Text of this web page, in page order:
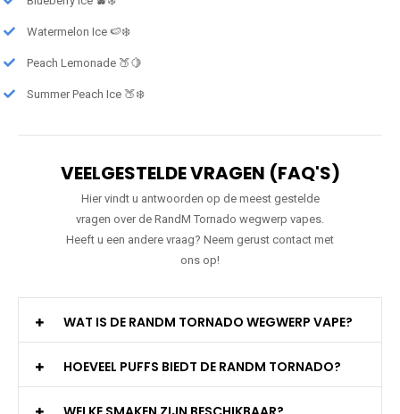
Watermelon Ice 🍉❄️
Peach Lemonade 🍑🍋
Summer Peach Ice 🍑❄️
VEELGESTELDE VRAGEN (FAQ'S)
Hier vindt u antwoorden op de meest gestelde
vragen over de RandM Tornado wegwerp vapes.
Heeft u een andere vraag? Neem gerust contact met
ons op!
WAT IS DE RANDM TORNADO WEGWERP VAPE?
HOEVEEL PUFFS BIEDT DE RANDM TORNADO?